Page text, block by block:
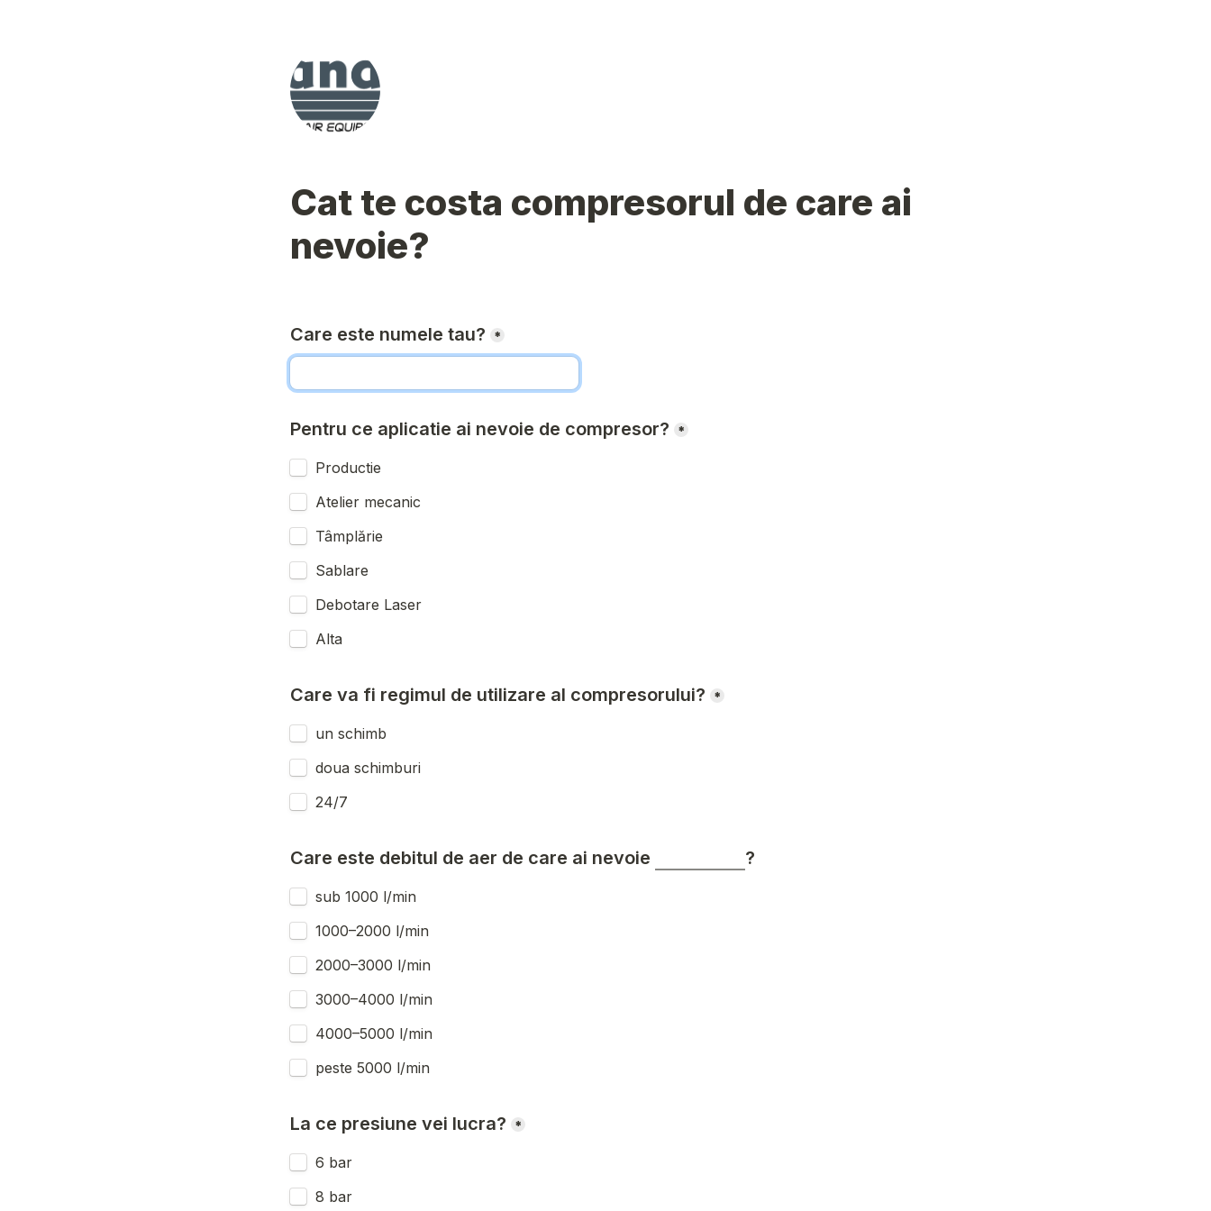
Cat te costa compresorul de care ai
nevoie?
Care este numele tau? *
Pentru ce aplicatie ai nevoie de compresor? *
Productie
Atelier mecanic
Tâmplărie
Sablare
Debotare Laser
Alta
Care va fi regimul de utilizare al compresorului? *
un schimb
doua schimburi
24/7
Care este debitul de aer de care ai nevoie ?
sub 1000 l/min
1000–2000 l/min
2000–3000 l/min
3000–4000 l/min
4000–5000 l/min
peste 5000 l/min
La ce presiune vei lucra? *
6 bar
8 bar